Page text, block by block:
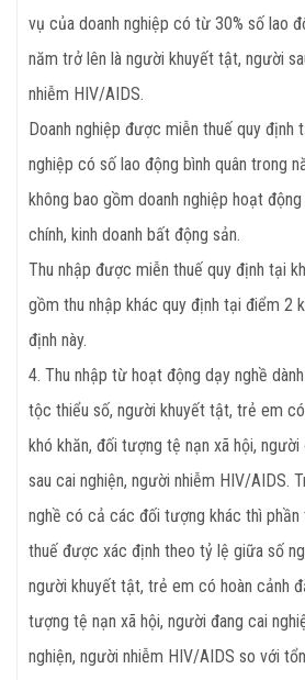
vụ của doanh nghiệp có từ 30% số lao
năm trở lên là người khuyết tật, người
nhiễm HIV/AIDS.
Doanh nghiệp được miễn thuế quy định
nghiệp có số lao động bình quân trong
không bao gồm doanh nghiệp hoạt
chính, kinh doanh bất động sản.
Thu nhập được miễn thuế quy định tại
gồm thu nhập khác quy định tại điểm 2
định này.
4. Thu nhập từ hoạt động dạy nghề
tộc thiểu số, người khuyết tật, trẻ em
khó khăn, đối tượng tệ nạn xã hội, người
sau cai nghiện, người nhiễm HIV/AIDS.
nghề có cả các đối tượng khác thì phần
thuế được xác định theo tỷ lệ giữa số
người khuyết tật, trẻ em có hoàn cảnh
tượng tệ nạn xã hội, người đang cai
nghiện, người nhiễm HIV/AIDS so với